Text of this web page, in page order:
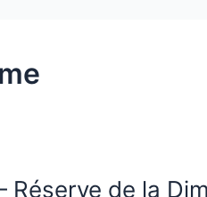
Réserve de la